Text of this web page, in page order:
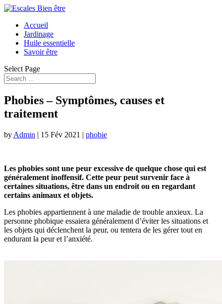
Accueil
Jardinage
Huile essentielle
Savoir être
Select Page
Phobies – Symptômes, causes et
traitement
by Admin | 15 Fév 2021 | phobie
Les phobies sont une peur excessive de quelque chose qui est
généralement inoffensif. Cette peur peut survenir face à
certaines situations, être dans un endroit ou en regardant
certains animaux et objets.
Les phobies appartiennent à une maladie de trouble anxieux. La
personne phobique essaiera généralement d’éviter les situations et
les objets qui déclenchent la peur, ou tentera de les gérer tout en
endurant la peur et l’anxiété.